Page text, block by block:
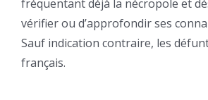
fréquentant déjà la nécropole et
vérifier ou d’approfondir ses
Sauf indication contraire, les
français.